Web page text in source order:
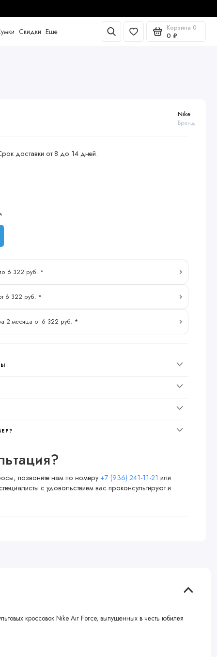
Скидки Еще Корзина 0
0 ₽
доставки от 8 до 14 дней.
Nike
Бренд
6 322 руб. *
6 322 руб. *
2 месяца от 6 322 руб. *
позвоните нам по номеру+7 (936) 241-11-21 или
с удовольствием вас проконсультируют и
кроссовок Nike Air Force, выпущенных в честь юбилея